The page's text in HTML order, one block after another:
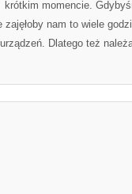
krótkim momencie.
nam to wiele
Dlatego też